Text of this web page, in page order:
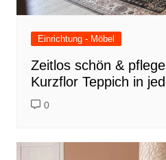
Einrichtung - Möbel
Zeitlos schön &
Kurzflor Teppich in
0